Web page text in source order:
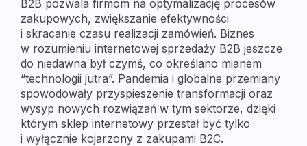
B2B pozwala firmom na optymalizację procesów
zakupowych, zwiększanie efektywności
i skracanie czasu realizacji zamówień. Biznes
w rozumieniu internetowej sprzedaży B2B jeszcze
do niedawna był czymś, co określano mianem
“technologii jutra”. Pandemia i globalne przemiany
spowodowały przyspieszenie transformacji oraz
wysyp nowych rozwiązań w tym sektorze, dzięki
którym sklep internetowy przestał być tylko
i wyłącznie kojarzony z zakupami B2C.